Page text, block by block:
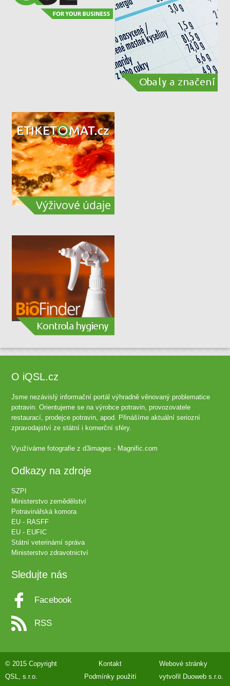
O iQSL.cz
Jsme nezávislý informační portál výhradně věnovaný problematice
potravin. Orientujeme se na výrobce potravin, provozovatele
restaurací, prodejce potravin, apod. Přinášíme aktuální seriozní
zpravodajství ze státní i komerční sféry.
Využíváme fotografie zd3images - Magnific.com
Odkazy na zdroje
SZPI
Ministerstvo zemědělství
Potravinářská komora
EU - RASFF
EU - EUFIC
Státní veterinární správa
Ministerstvo zdravotnictví
Sledujte nás
Facebook
RSS
© 2015 Copyright
QSL, s.r.o.
Kontakt
Podmínky použití
Webové stránky
vytvořil
Duoweb s.r.o.